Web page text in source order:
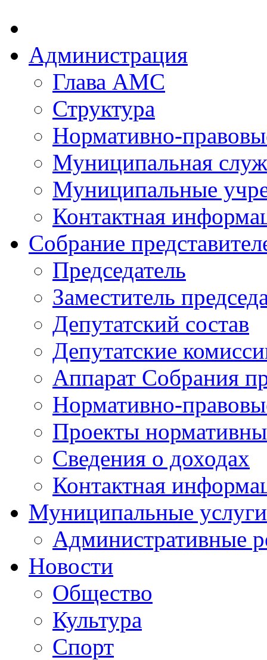
Администрация
Глава АМС
Структура
Нормативно-
Муниципальная
Муниципальные
Контактная
Собрание
Председатель
Заместитель
Депутатский состав
Депутатские
Аппарат Собрания
Нормативно-
Проекты
Сведения о доходах
Контактная
Муниципальные услуги
Административные
Новости
Общество
Культура
Спорт